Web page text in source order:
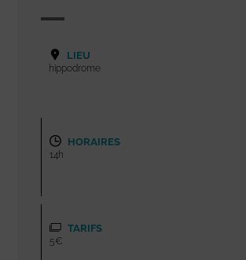
LIEU
hippodrome
HORAIRES
14h
TARIFS
5€